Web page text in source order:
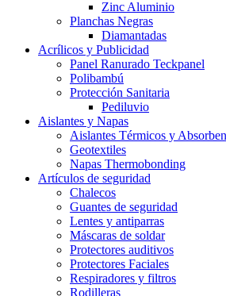
Zinc Aluminio
Planchas Negras
Diamantadas
Acrílicos y Publicidad
Panel Ranurado Teckpanel
Polibambú
Protección Sanitaria
Pediluvio
Aislantes y Napas
Aislantes Térmicos y
Geotextiles
Napas Thermobonding
Artículos de seguridad
Chalecos
Guantes de seguridad
Lentes y antiparras
Máscaras de soldar
Protectores auditivos
Protectores Faciales
Respiradores y filtros
Rodilleras